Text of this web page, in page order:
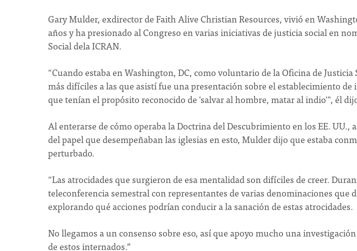
Gary Mulder, exdirector de Faith Alive Christian Resources, vivió en
años y ha presionado al Congreso en varias iniciativas de justicia social en
Social dela ICRAN.
“Cuando estaba en Washington, DC, como voluntario de la Oficina de
más difíciles a las que asistí fue una presentación sobre el establecimiento
que tenían el propósito reconocido de 'salvar al hombre, matar al indio'", él
Al enterarse de cómo operaba la Doctrina del Descubrimiento en los EE. UU.,
del papel que desempeñaban las iglesias en esto, Mulder dijo que estaba
perturbado.
“Las atrocidades que surgieron de esa mentalidad son difíciles de creer.
teleconferencia semestral con representantes de varias denominaciones que
explorando qué acciones podrían conducir a la sanación de estas atrocidades.
No llegamos a un consenso sobre eso, así que apoyo mucho una
de estos internados.”